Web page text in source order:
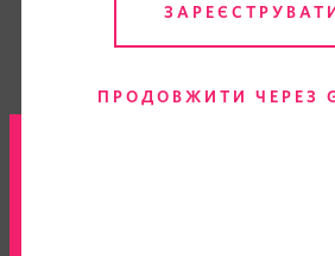
ПРОДОВЖИТИ ЧЕРЕЗ